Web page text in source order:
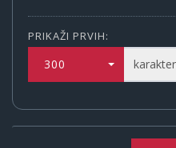
PRIKAŽI PRVIH:
300